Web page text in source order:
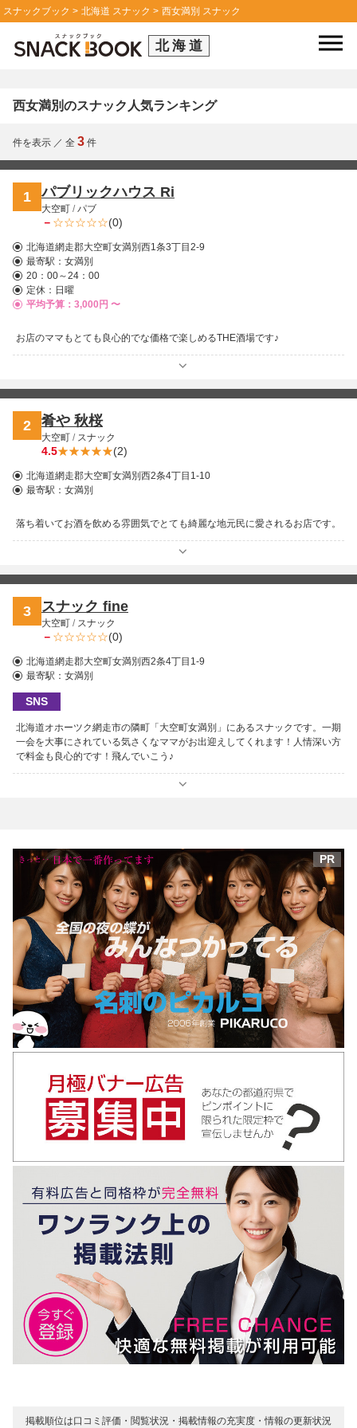
スナックブック 北海道 スナック 西女満別 スナック
北海道
西女満別のスナック人気ランキング
件を表示 ／ 全 3 件
1 パブリックハウス Ri
大空町 /パブ
－ (0)
北海道網走郡大空町女満別西1条3丁目2-9
最寄駅： 女満別
20：00～24：00
定休：日曜
平均予算：3,000円 〜
お店のママもとても良心的でな価格で楽しめるTHE酒場です♪
2 肴や 秋桜
大空町 / スナック
4.5 (2)
北海道網走郡大空町女満別西2条4丁目1-10
最寄駅： 女満別
落ち着いてお酒を飲める雰囲気でとても綺麗な地元民に愛されるお店です。
3 スナック fine
大空町 / スナック
－ (0)
北海道網走郡大空町女満別西2条4丁目1-9
最寄駅： 女満別
SNS
北海道オホーツク網走市の隣町「大空町女満別」にあるスナックです。一期
一会を大事にされている気さくなママがお出迎えしてくれます！人情深い方
で料金も良心的です！飛んでいこう♪
PR
掲載順位は口コミ評価・閲覧状況・掲載情報の充実度・情報の更新状況